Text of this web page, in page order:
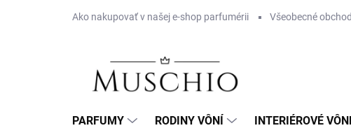
Ako nakupovať v našej e-shop parfumérii Všeobecné
PARFUMY RODINY VÔNÍ INTERIÉROVÉ